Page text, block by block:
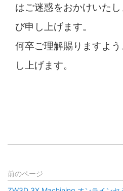
はご迷惑をおかけいた
び申し上げます。
何卒ご理解賜りますよ
し上げます。
前のページ